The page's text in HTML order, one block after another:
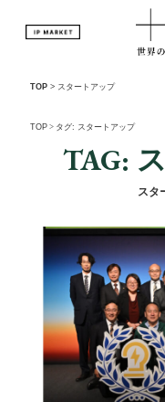
TOP > スタートアップ
TOP > タグ: スタートアップ
TAG:
スタ